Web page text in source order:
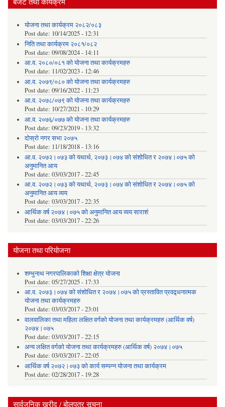
योजना तथा कार्यक्रम २०८२/०८३
Post date: 10/14/2025 - 12:31
निति तथा कार्यक्रम २०८१/०८२
Post date: 09/08/2024 - 14:11
आ.व. २०८०/०८१ को योजना तथा कार्यक्रमहरु
Post date: 11/02/2023 - 12:46
आ.व. २०७९/०८० को योजना तथा कार्यक्रमहरु
Post date: 09/16/2022 - 11:23
आ.व. २०७८/०७९ को योजना तथा कार्यक्रमहरु
Post date: 10/27/2021 - 10:29
आ.व. २०७६/०७७ को योजना तथा कार्यक्रमहरु
Post date: 09/23/2019 - 13:32
दोस्रो नगर सभा २०७५
Post date: 11/18/2018 - 13:16
आ.व. २०७२।०७३ को यथार्थ, २०७३।०७४ को संशोधित र २०७४।०७५ को
अनुमानित आय
Post date: 03/03/2017 - 22:45
आ.व. २०७२।०७३ को यथार्थ, २०७३।०७४ को संशोधित र २०७४।०७५ को
अनुमानित आय व्यय
Post date: 03/03/2017 - 22:35
आर्थिक वर्ष २०७४।०७५ को अनुमानित आय व्यय साराशं
Post date: 03/03/2017 - 22:26
योजना तथा परियोजना
शम्भुनाथ नगरपालिकाको शिक्षा क्षेत्र योजना
Post date: 05/27/2025 - 17:33
आ.व. २०७३।०७४ को संशोधित र २०७४।०७५ को प्रस्तावित प्रवद्र्धनात्मक
योजना तथा कार्यक्रमहरु
Post date: 03/03/2017 - 23:01
वालवालिका तथा महिला लक्षित वर्गको योजना तथा कार्यक्रमहरु (आर्थिक वर्ष)
२०७४।०७५
Post date: 03/03/2017 - 22:15
अन्य लक्षित वर्गको योजना तथा कार्यक्रमहरु (आर्थिक वर्ष) २०७४।०७५
Post date: 03/03/2017 - 22:05
आर्थिक वर्ष २०७२।०७३ को कार्य सम्पन्न योजना तथा कार्यक्रम
Post date: 02/28/2017 - 19:28
सार्वजनिक खरीद / बोलपत्र सूचना